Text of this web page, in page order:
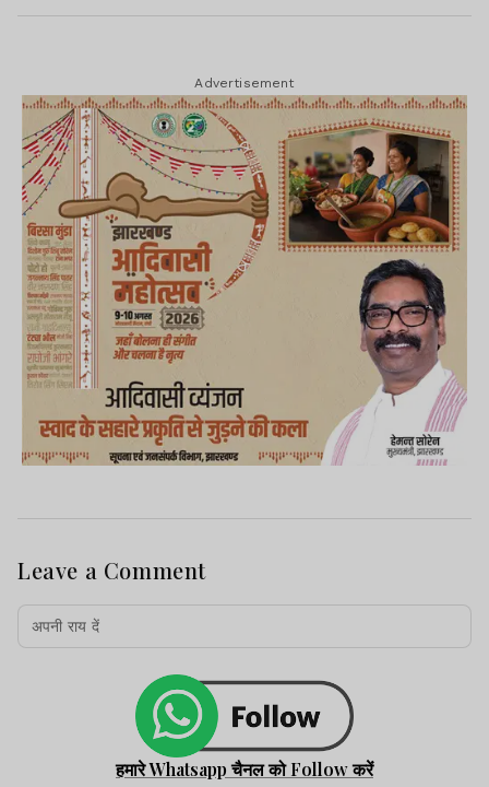
Advertisement
Leave a Comment
हमारे Whatsapp चैनल को Follow करें